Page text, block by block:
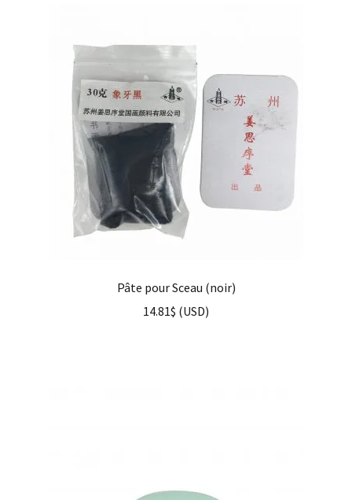
Pâte pour Sceau (noir)
14.81$ (USD)